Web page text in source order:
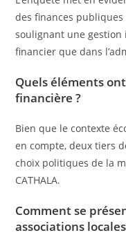
des finances
soulignant une
financier que dans
Quels éléments
financière ?
Bien que le contexte
en compte, deux tiers
choix politiques de la
CATHALA.
Comment se
associations locales